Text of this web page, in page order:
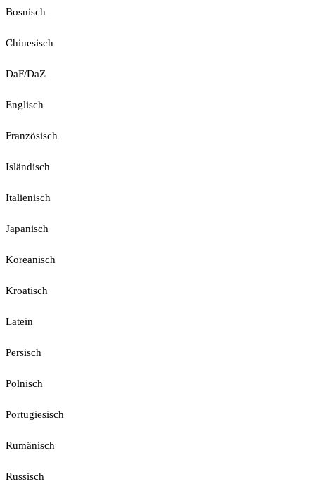
Bosnisch
Chinesisch
DaF/DaZ
Englisch
Französisch
Isländisch
Italienisch
Japanisch
Koreanisch
Kroatisch
Latein
Persisch
Polnisch
Portugiesisch
Rumänisch
Russisch